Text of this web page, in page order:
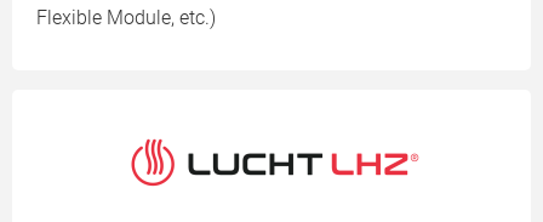
Flexible Module, etc.)